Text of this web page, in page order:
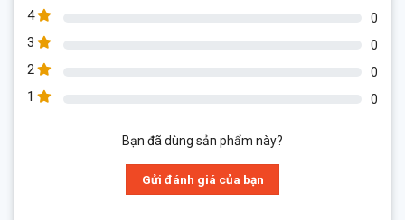
4 0
3 0
2 0
1 0
Bạn đã dùng sản phẩm này?
Gửi đánh giá của bạn